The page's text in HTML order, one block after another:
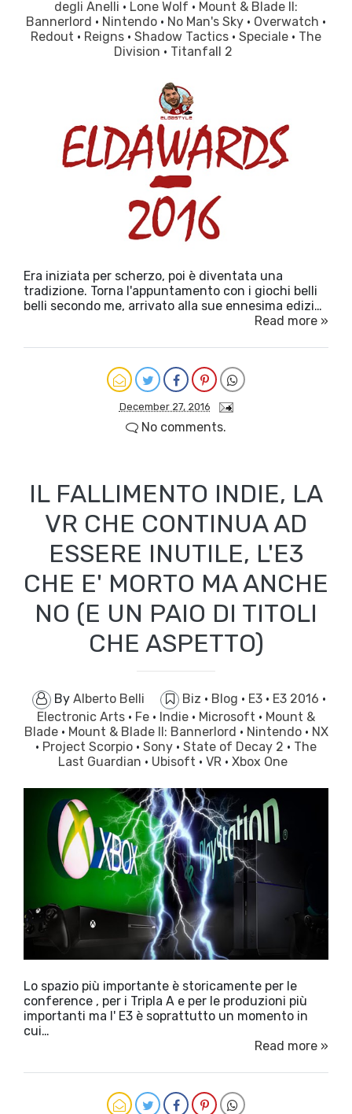
degli Anelli · Lone Wolf · Mount & Blade II:
Bannerlord · Nintendo · No Man's Sky · Overwatch ·
Redout · Reigns · Shadow Tactics · Speciale · The
Division · Titanfall 2
Era iniziata per scherzo, poi è diventata una
tradizione. Torna l'appuntamento con i giochi belli
belli secondo me, arrivato alla sue ennesima edizi…
Read more »
December 27, 2016
No comments.
IL FALLIMENTO INDIE, LA
VR CHE CONTINUA AD
ESSERE INUTILE, L'E3
CHE E' MORTO MA ANCHE
NO (E UN PAIO DI TITOLI
CHE ASPETTO)
By Alberto Belli Biz · Blog · E3 · E3 2016 ·
Electronic Arts · Fe · Indie · Microsoft · Mount &
Blade · Mount & Blade II: Bannerlord · Nintendo · NX
· Project Scorpio · Sony · State of Decay 2 · The
Last Guardian · Ubisoft · VR · Xbox One
Lo spazio più importante è storicamente per le
conference , per i Tripla A e per le produzioni più
importanti ma l' E3 è soprattutto un momento in
cui…
Read more »